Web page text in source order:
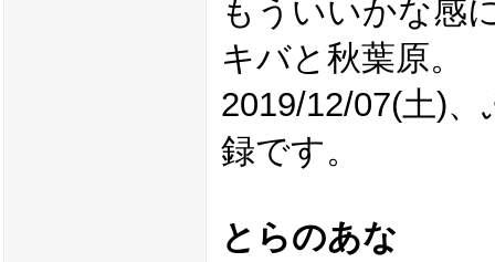
もういいかな感
キバと秋葉原。
2019/12/07(土)
録です。
とらのあな